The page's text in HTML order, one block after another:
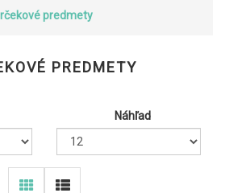
predmety
PREDMETY
Náhľad